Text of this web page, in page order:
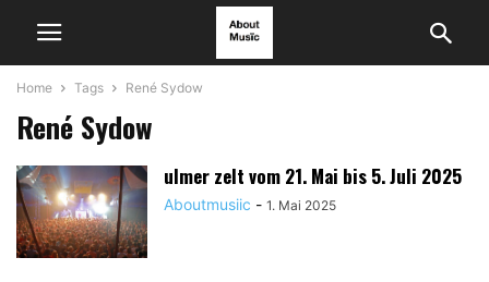
Home Tags René Sydow
René Sydow
ulmer zelt vom 21. Mai bis 5. Juli 2025
Aboutmusiic - 1. Mai 2025